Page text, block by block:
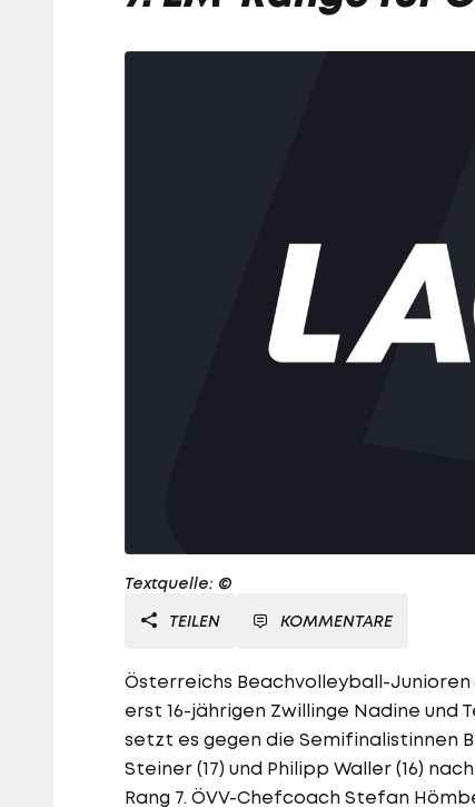
Textquelle: ©
TEILEN
KOMMENTARE
Österreichs Beachvolleyball-Junioren
erst 16-jährigen Zwillinge Nadine und
setzt es gegen die Semifinalistinnen
Steiner (17) und Philipp Waller (16)
Rang 7. ÖVV-Chefcoach Stefan